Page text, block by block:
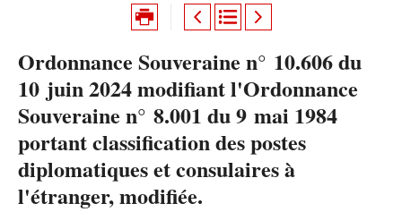
Ordonnance Souveraine n° 10.606 du
10 juin 2024 modifiant l'Ordonnance
Souveraine n° 8.001 du 9 mai 1984
portant classification des postes
diplomatiques et consulaires à
l'étranger, modifiée.